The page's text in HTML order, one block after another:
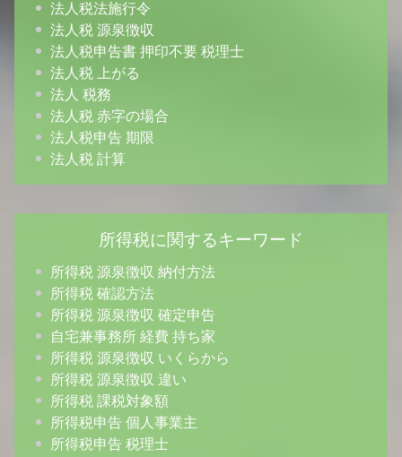
法人税法施行令
法人税 源泉徴収
法人税申告書 押印不要 税理士
法人税 上がる
法人 税務
法人税 赤字の場合
法人税申告 期限
法人税 計算
所得税に関するキーワード
所得税 源泉徴収 納付方法
所得税 確認方法
所得税 源泉徴収 確定申告
自宅兼事務所 経費 持ち家
所得税 源泉徴収 いくらから
所得税 源泉徴収 違い
所得税 課税対象額
所得税申告 個人事業主
所得税申告 税理士